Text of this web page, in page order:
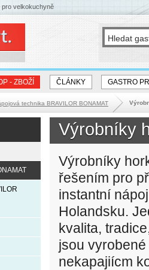
- ZBOŽÍ ČLÁNKY GASTRO
technika BRAVILOR BONAMAT
Výrobníky
Výrobníky
řešením pro
instantní
Holandsku.
kvalita,
jsou
nekapajiícm
velkokuchyně